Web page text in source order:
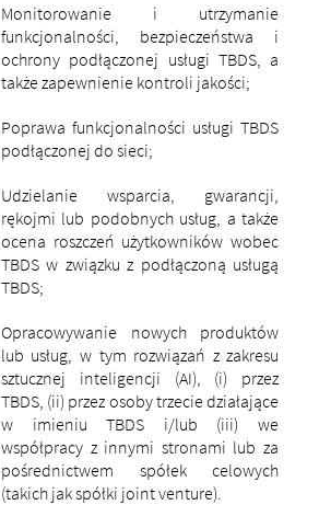
Monitorowanie i utrzymanie
funkcjonalności, bezpieczeństwa i
ochrony podłączonej usługi TBDS, a
także zapewnienie kontroli jakości;
Poprawa funkcjonalności usługi TBDS
podłączonej do sieci;
Udzielanie wsparcia, gwarancji,
rękojmi lub podobnych usług, a także
ocena roszczeń użytkowników wobec
TBDS w związku z podłączoną usługą
TBDS;
Opracowywanie nowych produktów
lub usług, w tym rozwiązań z zakresu
sztucznej inteligencji (AI), (i) przez
TBDS, (ii) przez osoby trzecie działające
w imieniu TBDS i/lub (iii) we
współpracy z innymi stronami lub za
pośrednictwem spółek celowych
(takich jak spółki joint venture).